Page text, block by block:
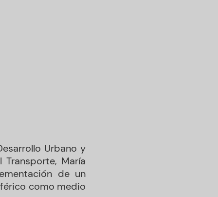
Urbano y
María
de un
como medio